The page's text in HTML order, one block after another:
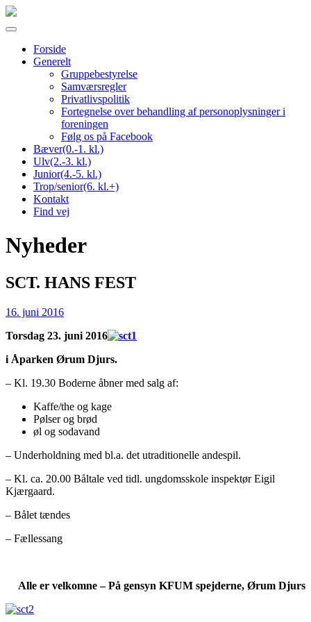
Toggle
navigationForside
Generelt
Gruppebestyrelse
Samværsregler
Privatlivspolitik
Fortegnelse over behandling af personoplysninger i
foreningen
Følg os på Facebook
Bæver(0.-1. kl.)
Ulv(2.-3. kl.)
Junior(4.-5. kl.)
Trop/senior(6. kl.+)
Kontakt
Find vej
Nyheder
SCT. HANS FEST
Oprettet
16. juni 2016
Torsdag 23. juni 2016
i Åparken Ørum Djurs.
– Kl. 19.30 Boderne åbner med salg af:
Kaffe/the og kage
Pølser og brød
øl og sodavand
– Underholdning med bl.a. det utraditionelle andespil.
– Kl. ca. 20.00 Båltale ved tidl. ungdomsskole inspektør Eigil
Kjærgaard.
– Bålet tændes
– Fællessang
Alle er velkomne – På gensyn KFUM spejderne, Ørum Djurs